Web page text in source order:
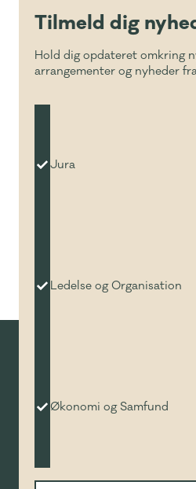
Tilmeld dig
Hold dig opdateret omkring
arrangementer og nyheder
Jura
Ledelse og Organisation
Økonomi og Samfund